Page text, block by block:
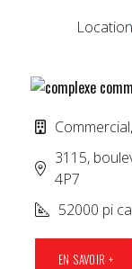
Location
3115,
4P7
52000 pi ca
EN SAVOIR +